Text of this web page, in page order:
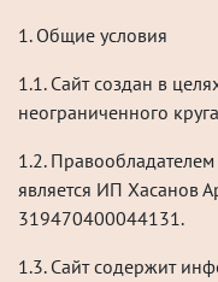
1. Общие условия
1.1. Сайт создан в
неограниченного
1.2.
является ИП Хасанов
319470400044131.
1.3. Сайт содержит